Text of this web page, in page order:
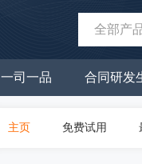
全部产
一司一品 合同研发
主页 免费试用